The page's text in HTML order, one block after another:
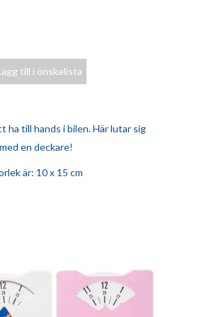
till i önskelista
ha till hands i bilen. Här lutar sig
en deckare!
är: 10 x 15 cm